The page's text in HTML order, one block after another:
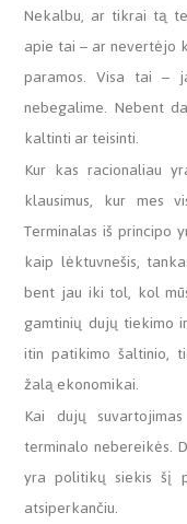
Nekalbu, ar tikrai tą
apie tai – ar nevertėjo
paramos. Visa tai –
nebegalime. Nebent
kaltinti ar teisinti.
Kur kas racionaliau
klausimus, kur mes
Terminalas iš principo
kaip lėktuvnešis,
bent jau iki tol, kol
gamtinių dujų tiekimo
itin patikimo šaltinio,
žalą ekonomikai.
Kai dujų
terminalo nebereikės.
yra politikų siekis šį
atsiperkančiu.